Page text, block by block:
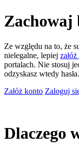
Zachowaj
Ze względu na to, że
nielegalne, lepiej
portalach. Nie stosuj
odzyskasz wtedy hasła.
Załóż konto Zaloguj
Dlaczego